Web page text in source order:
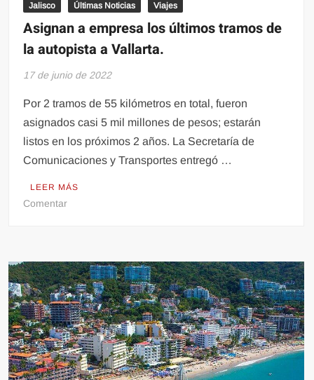
Jalisco Últimas Noticias Viajes
Asignan a empresa los últimos tramos de
la autopista a Vallarta.
17 de junio de 2022
Por 2 tramos de 55 kilómetros en total, fueron
asignados casi 5 mil millones de pesos; estarán
listos en los próximos 2 años. La Secretaría de
Comunicaciones y Transportes entregó …
LEER MÁS
Comentaren
los
últimos
tramos
de
la
autopista
a